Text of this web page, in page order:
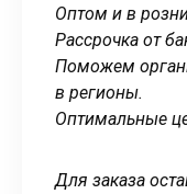
Оптом и в
Рассрочка от
Поможем
в регионы.
Оптимальные
Для заказа